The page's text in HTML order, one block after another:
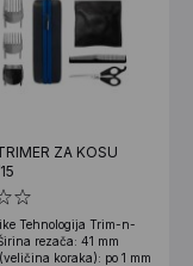
ZA KOSU
Tehnologija Trim-n-
rezača: 41 mm
koraka): po 1 mm